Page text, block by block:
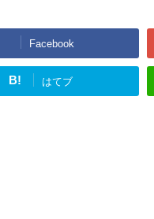
Facebook
B! はてブ